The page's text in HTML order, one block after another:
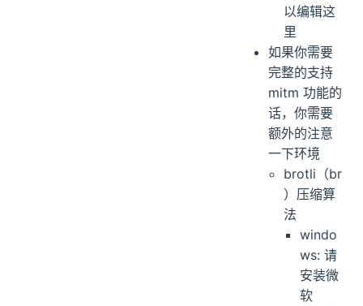
以编辑这
里
如果你需要
完整的支持
mitm 功能的
话，你需要
额外的注意
一下环境
brotli（br
）压缩算
法
windo
ws: 请
安装微
软